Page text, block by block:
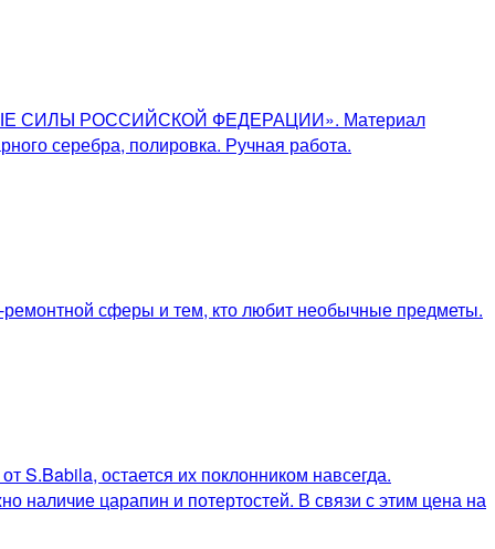
СИЛЫ РОССИЙСКОЙ ФЕДЕРАЦИИ». Материал
серебра, полировка. Ручная работа.
ремонтной сферы и тем, кто любит необычные предметы.
S.Babila, остается их поклонником навсегда.
наличие царапин и потертостей. В связи с этим цена на